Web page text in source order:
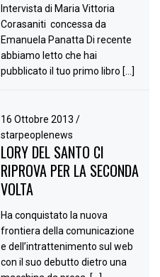
Intervista di Maria Vittoria
Corasaniti concessa da
Emanuela Panatta Di recente
abbiamo letto che hai
pubblicato il tuo primo libro […]
16 Ottobre 2013 /
starpeoplenews
LORY DEL SANTO CI
RIPROVA PER LA SECONDA
VOLTA
Ha conquistato la nuova
frontiera della comunicazione
e dell’intrattenimento sul web
con il suo debutto dietro una